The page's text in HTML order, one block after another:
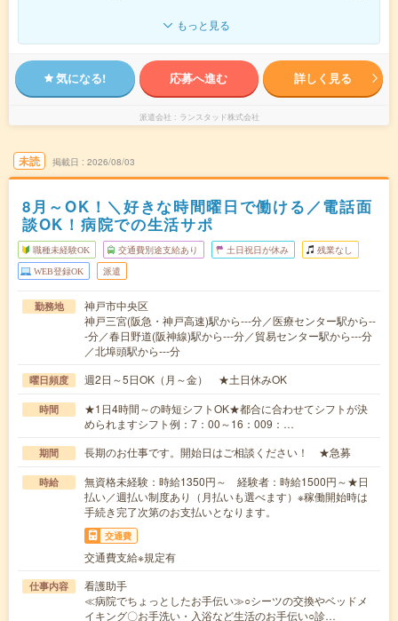
もっと見る
気になる! 応募へ進む 詳しく見る
派遣会社 ランスタッド株式会社
未読 掲載日 2026/08/03
8月～OK！＼好きな時間曜日で働ける／電話面
談OK！病院での生活サポ
職種未経験OK 交通費別途支給あり 土日祝日が休み 残業なし
WEB登録OK 派遣
勤務地
神戸市中央区
神戸三宮(阪急・神戸高速)駅から---分／医療センター駅から--
-分／春日野道(阪神線)駅から---分／貿易センター駅から---分
／北埠頭駅から---分
曜日頻度 週2日～5日OK（月～金） ★土日休みOK
時間
★1日4時間～の時短シフトOK★都合に合わせてシフトが決
められますシフト例：7：00～16：009：…
期間 長期のお仕事です。開始日はご相談ください！ ★急募
時給
無資格未経験：時給1350円～ 経験者：時給1500円～★日
払い／週払い制度あり（月払いも選べます）※稼働開始時は
手続き完了次第のお支払いとなります。
交通費
交通費支給※規定有
仕事内容
看護助手
≪病院でちょっとしたお手伝い≫○シーツの交換やベッドメ
イキング〇お手洗い・入浴など生活のお手伝い○診…